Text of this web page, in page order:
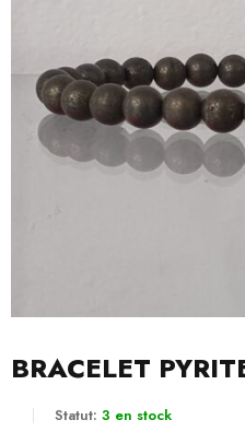
BRACELET
Statut: 3 en stock